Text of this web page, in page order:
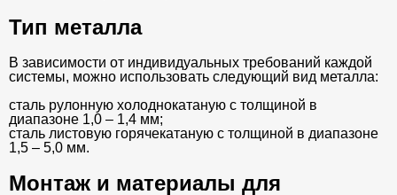
Тип металла
В зависимости от индивидуальных требований каждой
системы, можно использовать следующий вид металла:
сталь рулонную холоднокатаную с толщиной в
диапазоне 1,0 – 1,4 мм;
сталь листовую горячекатаную с толщиной в диапазоне
1,5 – 5,0 мм.
Монтаж и материалы для